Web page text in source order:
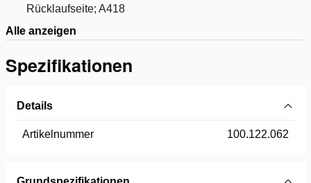
Rücklaufseite; A418
Alle anzeigen
Spezifikationen
Details
Artikelnummer 100.122.062